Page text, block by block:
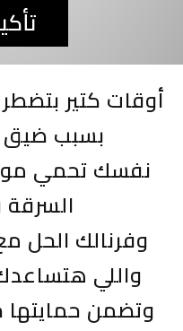
أوقات كتير
بسبب ضيق
نفسك تحمي
وفرنالك الحل
واللي
وتضمن